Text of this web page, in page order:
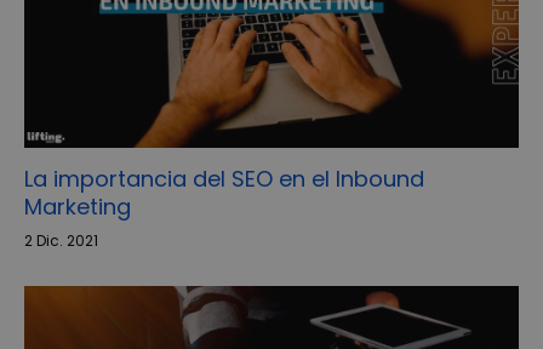
La importancia del SEO en el Inbound
Marketing
2 Dic. 2021